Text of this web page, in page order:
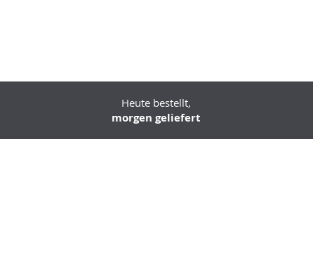
Heute bestellt,
morgen geliefert